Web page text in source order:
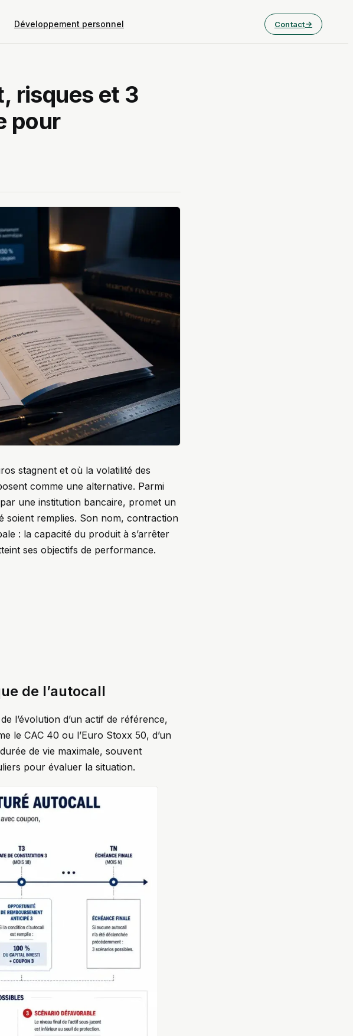
Développement personnel Contact
risques et 3
pour
stagnent et où la volatilité des
comme une alternative. Parmi
une institution bancaire, promet un
soient remplies. Son nom, contraction
: la capacité du produit à s’arrêter
ses objectifs de performance.
de l’autocall
l’évolution d’un actif de référence,
le CAC 40 ou l’Euro Stoxx 50, d’un
de vie maximale, souvent
pour évaluer la situation.